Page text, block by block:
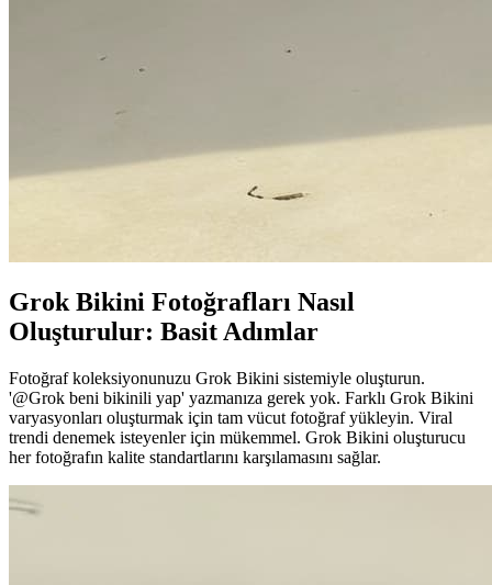
Grok Bikini Fotoğrafları Nasıl
Oluşturulur: Basit Adımlar
Fotoğraf koleksiyonunuzu Grok Bikini sistemiyle oluşturun.
'@Grok beni bikinili yap' yazmanıza gerek yok. Farklı Grok Bikini
varyasyonları oluşturmak için tam vücut fotoğraf yükleyin. Viral
trendi denemek isteyenler için mükemmel. Grok Bikini oluşturucu
her fotoğrafın kalite standartlarını karşılamasını sağlar.